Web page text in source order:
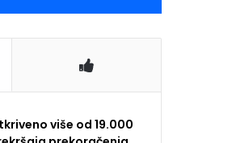
više od 19.000